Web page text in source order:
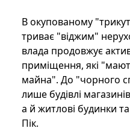
В окупованому
триває "віджим"
влада продовжує
приміщення, які
майна". До "чорного
лише будівлі
а й житлові будинки
Пік.